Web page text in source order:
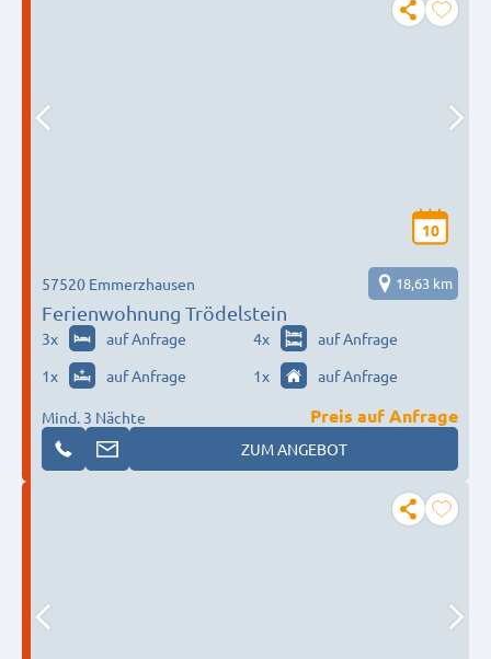
10
Ferienwohnung Trödelstein
57520 Emmerzhausen 18,63 km
3x auf Anfrage 4x
auf Anfrage
1x auf Anfrage 1x auf Anfrage
Mind. 3 Nächte
Preis auf Anfrage
ZUM ANGEBOT